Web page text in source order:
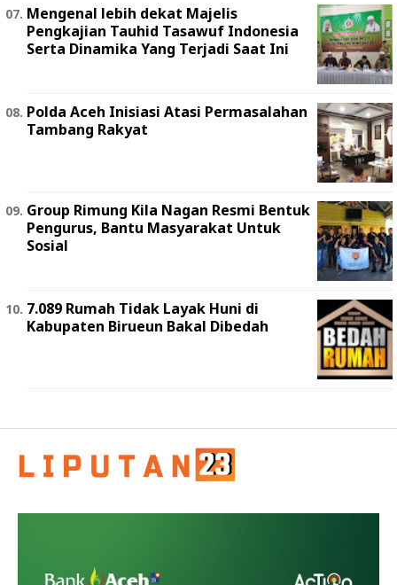
Mengenal lebih dekat Majelis
Pengkajian Tauhid Tasawuf Indonesia
Serta Dinamika Yang Terjadi Saat Ini
Polda Aceh Inisiasi Atasi Permasalahan
Tambang Rakyat
Group Rimung Kila Nagan Resmi Bentuk
Pengurus, Bantu Masyarakat Untuk
Sosial
7.089 Rumah Tidak Layak Huni di
Kabupaten Birueun Bakal Dibedah